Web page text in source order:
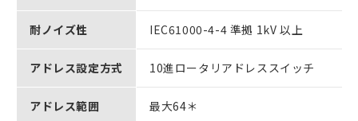
耐ノイズ性 IEC61000-4-4 準拠 1kV 以上
アドレス設定方式 10進ロータリアドレススイッチ
アドレス範囲 最大64＊